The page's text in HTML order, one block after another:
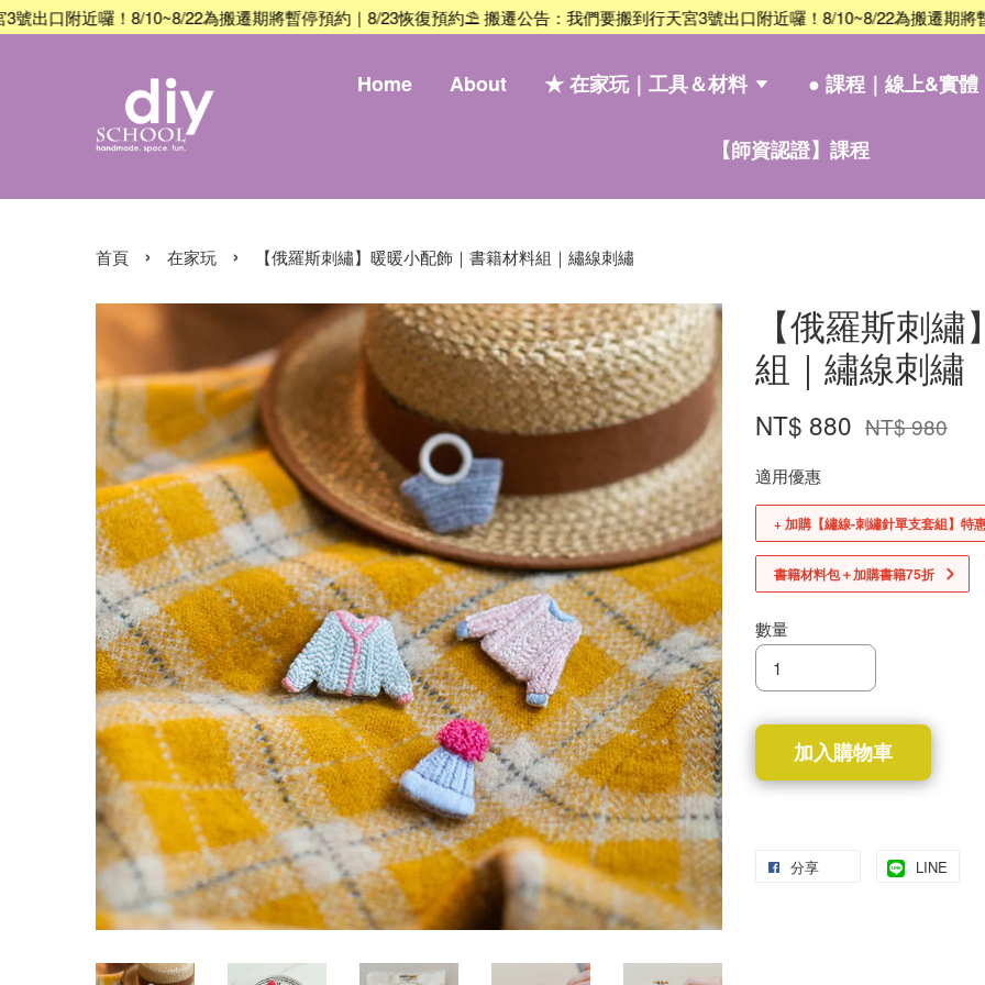
囉！8/10~8/22為搬遷期將暫停預約｜8/23恢復預約⛱️ 搬遷公告：我們要搬到行天宮3號出口附近囉！8/10~8/22為搬遷期將暫停預約
Home About ★ 在家玩｜工具＆材料 ● 課程｜線上&實體
【師資認證】課程
首頁 › 在家玩 › 【俄羅斯刺繡】暖暖小配飾｜書籍材料組｜繡線刺繡
【俄羅斯刺
組｜繡線刺繡
NT$ 880 NT$ 980
適用優惠
+ 加購【繡線-刺繡針單支套組】特
書籍材料包＋加購書籍75折
數量
加入購物車
分享 LINE